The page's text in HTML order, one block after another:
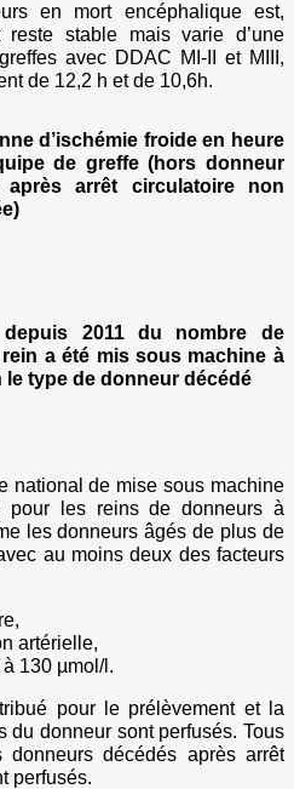
en mort encéphalique est,
stable mais varie d’une
avec DDAC MI-II et MIII,
de 12,2 h et de 10,6h.
d’ischémie froide en heure
de greffe (hors donneur
arrêt circulatoire non
2011 du nombre de
a été mis sous machine à
type de donneur décédé
national de mise sous machine
pour les reins de donneurs à
les donneurs âgés de plus de
au moins deux des facteurs
artérielle,
130 µmol/l.
pour le prélèvement et la
du donneur sont perfusés. Tous
décédés après arrêt
perfusés.